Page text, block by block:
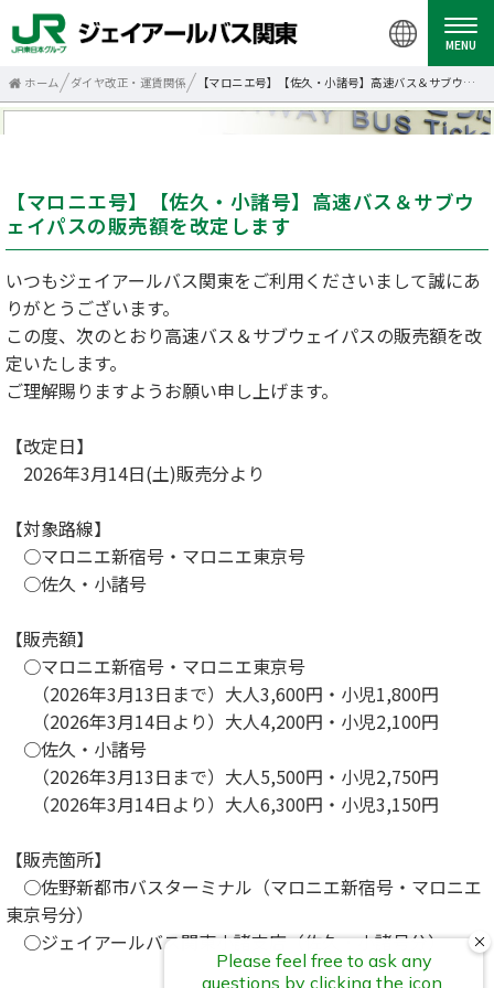
MENU
ホーム ダイヤ改正・運賃関係 【マロニエ号】【佐久・小諸号】高速バス＆サブウェイパスの販売額を改定します
【マロニエ号】【佐久・小諸号】高速バス＆サブウ
ェイパスの販売額を改定します
いつもジェイアールバス関東をご利用くださいまして誠にあ
りがとうございます。
この度、次のとおり高速バス＆サブウェイパスの販売額を改
定いたします。
ご理解賜りますようお願い申し上げます。
【改定日】
2026年3月14日(土)販売分より
【対象路線】
○マロニエ新宿号・マロニエ東京号
○佐久・小諸号
【販売額】
○マロニエ新宿号・マロニエ東京号
（2026年3月13日まで）大人3,600円・小児1,800円
（2026年3月14日より）大人4,200円・小児2,100円
○佐久・小諸号
（2026年3月13日まで）大人5,500円・小児2,750円
（2026年3月14日より）大人6,300円・小児3,150円
【販売箇所】
○佐野新都市バスターミナル（マロニエ新宿号・マロニエ
東京号分）
○ジェイアールバス関東小諸支店（佐久・小諸号分）